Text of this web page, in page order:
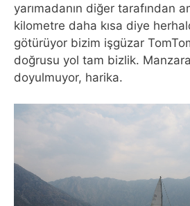
yarımadanın diğer tarafından
kilometre daha kısa diye
götürüyor bizim işgüzar
doğrusu yol tam bizlik.
doyulmuyor, harika.